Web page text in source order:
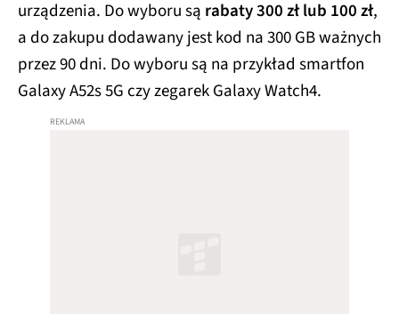
urządzenia. Do wyboru są rabaty 300 zł lub 100 zł,
a do zakupu dodawany jest kod na 300 GB ważnych
przez 90 dni. Do wyboru są na przykład smartfon
Galaxy A52s 5G czy zegarek Galaxy Watch4.